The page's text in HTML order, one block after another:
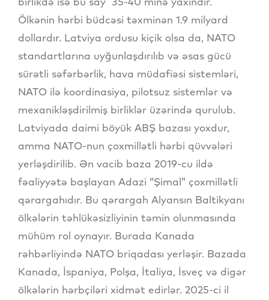
Ölkənin hərbi büdcəsi təxminən 1.9 milyard
dollardır. Latviya ordusu kiçik olsa da, NATO
standartlarına uyğunlaşdırılıb və əsas gücü
sürətli səfərbərlik, hava müdafiəsi sistemləri,
NATO ilə koordinasiya, pilotsuz sistemlər və
mexanikləşdirilmiş birliklər üzərində qurulub.
Latviyada daimi böyük ABŞ bazası yoxdur,
amma NATO-nun çoxmillətli hərbi qüvvələri
yerləşdirilib. Ən vacib baza 2019-cu ildə
fəaliyyətə başlayan Adazi “Şimal” çoxmillətli
qərargahıdır. Bu qərargah Alyansın Baltikyanı
ölkələrin təhlükəsizliyinin təmin olunmasında
mühüm rol oynayır. Burada Kanada
rəhbərliyində NATO briqadası yerləşir. Bazada
Kanada, İspaniya, Polşa, İtaliya, İsveç və digər
ölkələrin hərbçiləri xidmət edirlər. 2025-ci il